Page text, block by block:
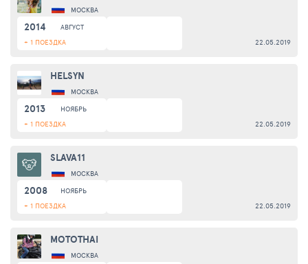
МОСКВА
2014
АВГУСТ
+ 1 ПОЕЗДКА
22.05.2019
HELSYN
МОСКВА
2013
НОЯБРЬ
+ 1 ПОЕЗДКА
22.05.2019
SLAVA11
МОСКВА
2008
НОЯБРЬ
+ 1 ПОЕЗДКА
22.05.2019
MOTOTHAI
МОСКВА